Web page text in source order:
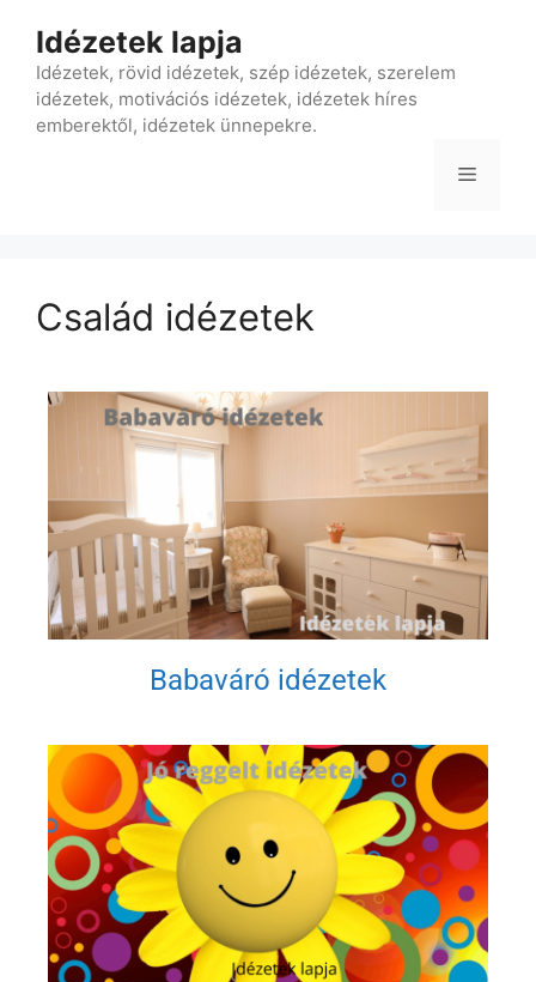
Idézetek lapja
Idézetek, rövid idézetek, szép idézetek, szerelem
idézetek, motivációs idézetek, idézetek híres
emberektől, idézetek ünnepekre.
Család idézetek
Babaváró idézetek